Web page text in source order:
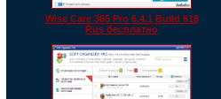
Wise Care 365 Pro 6.4.1 Build 618
Rus бесплатно